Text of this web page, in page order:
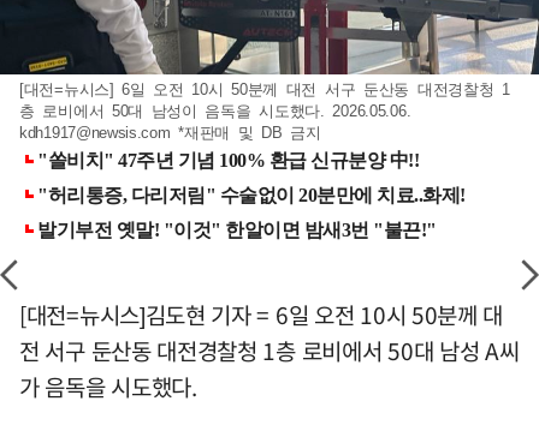
[대전=뉴시스] 6일 오전 10시 50분께 대전 서구 둔산동 대전경찰청 1
층 로비에서 50대 남성이 음독을 시도했다. 2026.05.06.
kdh1917@newsis.com *재판매 및 DB 금지
[대전=뉴시스]김도현 기자 = 6일 오전 10시 50분께 대
전 서구 둔산동 대전경찰청 1층 로비에서 50대 남성 A씨
가 음독을 시도했다.